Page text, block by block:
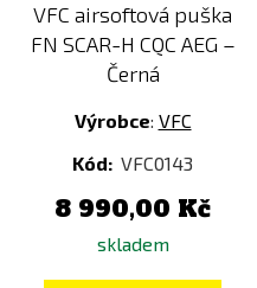
VFC airsoftová puška
FN SCAR-H CQC AEG –
Černá
Výrobce: VFC
Kód: VFC0143
8 990,00 Kč
skladem